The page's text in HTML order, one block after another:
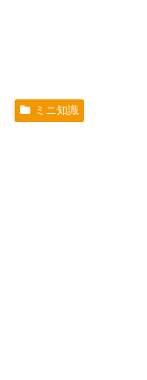
ミニ知識